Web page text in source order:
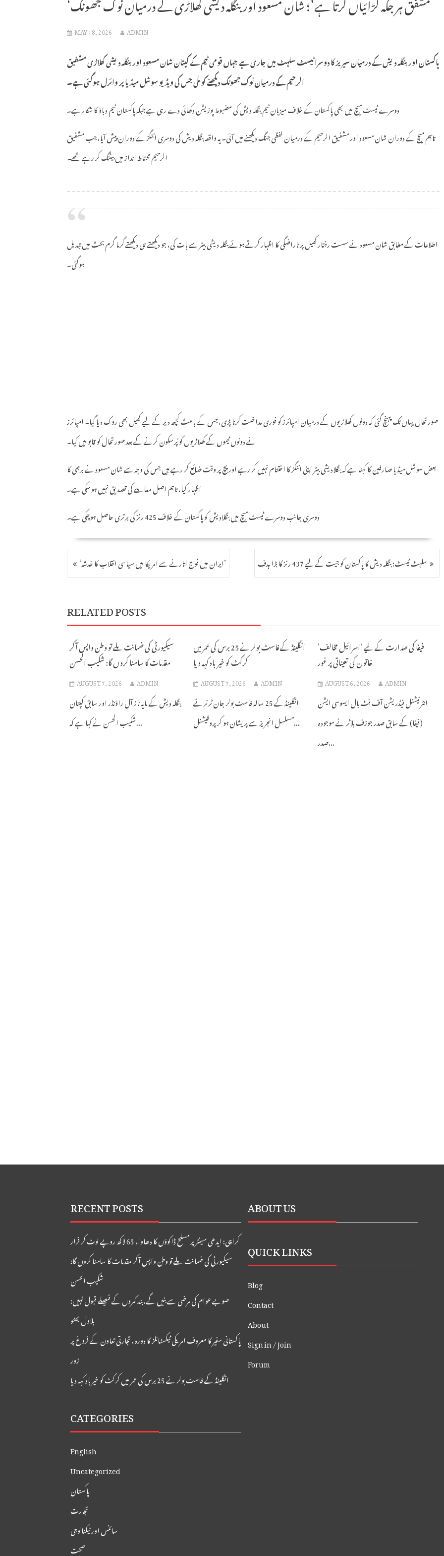
MAY 18, 2026 ADMIN
پاکستان اور بنگلہ دیش کے درمیان سیریز کا دوسرا ٹیسٹ سلہٹ میں جاری ہے جہاں قومی ٹیم کے کپتان شان مسعود اور بنگلہ دیشی کھلاڑی مشفیق
الرحیم کے درمیان نوک جھونک دیکھنے کو ملی جس کی ویڈیو سوشل میڈیا پر وائرل ہوگئی ہے۔
دوسرے ٹیسٹ میچ میں بھی پاکستان کے خلاف میزبان ٹیم بنگلہ دیش کی مضبوط پوزیشن دکھائی دے رہی ہے جبکہ پاکستان ٹیم دباؤ کا شکار ہے۔
تاہم میچ کے دوران شان مسعود اور مشفیق الرحیم کے درمیان لفظی جنگ دیکھنے میں آئی۔ یہ واقعہ بنگلہ دیش کی دوسری اننگز کے دوران پیش آیا، جب مشفیق
الرحیم محتاط انداز میں بیٹنگ کر رہے تھے۔
اطلاعات کے مطابق شان مسعود نے سست رفتار کھیل پر ناراضگی کا اظہار کرتے ہوئے بنگلہ دیشی بیٹر سے بات کی، جو دیکھتے ہی دیکھتے گرما گرم بحث میں تبدیل
ہوگئی۔
صورتحال یہاں تک پہنچ گئی کہ دونوں کھلاڑیوں کے درمیان امپائرز کو فوری مداخلت کرنا پڑی، جس کے باعث کچھ دیر کے لیے کھیل بھی روک دیا گیا۔ امپائرز
نے دونوں ٹیموں کے کھلاڑیوں کو پُرسکون کرنے کے بعد صورتحال کو قابو میں کیا۔
بعض سوشل میڈیا صارفین کا کہنا ہے کہ بنگلادیشی بیٹر اپنی اننگز کا اختتام نہیں کر رہے اور پچ پر وقت ضائع کر رہے ہیں جس کی وجہ سے شان مسعود نے برہمی کا
اظہار کیا، تاہم اصل معاملے کی تصدیق نہیں ہوسکی ہے۔
دوسری جانب دوسرے ٹیسٹ میچ میں بنگلادیش کو پاکستان کے خلاف 425 رنز کی برتری حاصل ہوچکی ہے۔
POST
NAVIGATION
‘ایران میں فوج اتارنے سے امریکا میں سیاسی انقلاب کا خدشہ’ سلہٹ ٹیسٹ: بنگلہ دیش کا پاکستان کو جیت کے لیے 437 رنز کا بڑا ہدف
RELATED POSTS
سیکیورٹی کی ضمانت ملے تو وطن واپس آکر
مقدمات کا سامنا کروں گا: شکیب الحسن
AUGUST 7, 2026 ADMIN
بنگلہ دیش کے مایہ ناز آل راؤنڈر اور سابق کپتان
شکیب الحسن نے کہا ہے کہ...
انگلینڈ کے فاسٹ بولر نے 25 برس کی عمر میں
کرکٹ کو خیر باد کہہ دیا
AUGUST 7, 2026 ADMIN
انگلینڈ کے 25 سالہ فاسٹ بولر جان ٹرنر نے
مسلسل انجریز سے پریشان ہو کر پروفیشنل...
فیفا کی صدارت کے لیے ‘اسرائیل مخالف’
خاتون کی تعیناتی پر غور
AUGUST 6, 2026 ADMIN
انٹرنیشنل فیڈریشن آف فٹ بال ایسوسی ایشن
(فیفا) کے سابق صدر جوزف بلاٹر نے موجودہ
صدر...
RECENT POSTS
کراچی: ایدھی سینٹر پر مسلح ڈاکوؤں کا دھاوا، 65 لاکھ روپے لوٹ کر فرار
سیکیورٹی کی ضمانت ملے تو وطن واپس آکر مقدمات کا سامنا کروں گا:
شکیب الحسن
صوبے عوام کی مرضی سے بنیں گے، بند کمروں کے فیصلے قبول نہیں:
بلاول بھٹو
پاکستانی سفیر کا معروف امریکی ٹیکسٹائلز کا دورہ، تجارتی تعاون کے فروغ پر
زور
انگلینڈ کے فاسٹ بولر نے 25 برس کی عمر میں کرکٹ کو خیر باد کہہ دیا
CATEGORIES
English
Uncategorized
پاکستان
تجارت
سائنس اور ٹیکنالوجی
صحت
ABOUT US
QUICK LINKS
Blog
Contact
About
Sign in / Join
Forum